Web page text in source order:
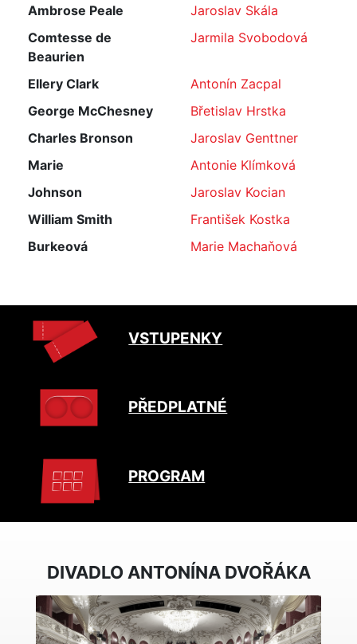
Ambrose Peale
Jaroslav Skála
Comtesse de
Beaurien
Jarmila Svobodová
Ellery Clark
Antonín Zacpal
George McChesney
Břetislav Hrstka
Charles Bronson
Jaroslav Genttner
Marie
Antonie Klímková
Johnson
Jaroslav Kocian
William Smith
František Kostka
Burkeová
Marie Machaňová
VSTUPENKY
PŘEDPLATNÉ
PROGRAM
DIVADLO ANTONÍNA DVOŘÁKA